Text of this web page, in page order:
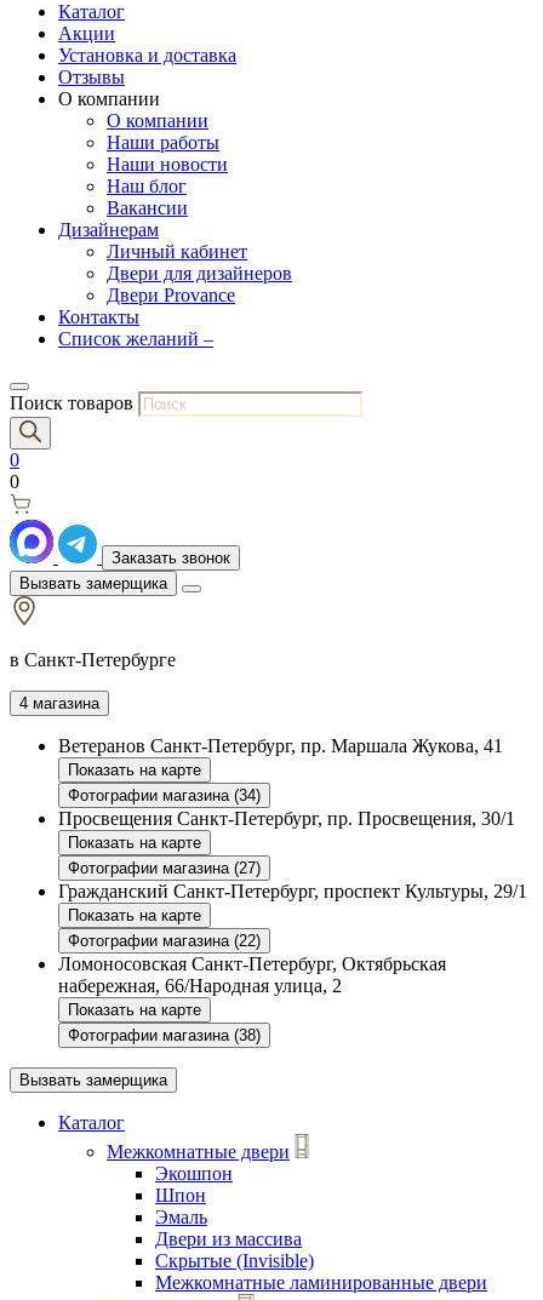
Каталог
Акции
Установка и доставка
Отзывы
О компании
О компании
Наши работы
Наши новости
Наш блог
Вакансии
Дизайнерам
Личный кабинет
Двери для дизайнеров
Двери Provance
Контакты
Список желаний –
Поиск товаров
0
0
Заказать звонок
Вызвать замерщика
в Санкт-Петербурге
4 магазина
Ветеранов Санкт-Петербург, пр. Маршала Жукова, 41
Показать на карте
Фотографии магазина (34)
Просвещения Санкт-Петербург, пр. Просвещения, 30/1
Показать на карте
Фотографии магазина (27)
Гражданский Санкт-Петербург, проспект Культуры, 29/1
Показать на карте
Фотографии магазина (22)
Ломоносовская Санкт-Петербург, Октябрьская
набережная, 66/Народная улица, 2
Показать на карте
Фотографии магазина (38)
Вызвать замерщика
Каталог
Межкомнатные двери
Экошпон
Шпон
Эмаль
Двери из массива
Скрытые (Invisible)
Межкомнатные ламинированные двери